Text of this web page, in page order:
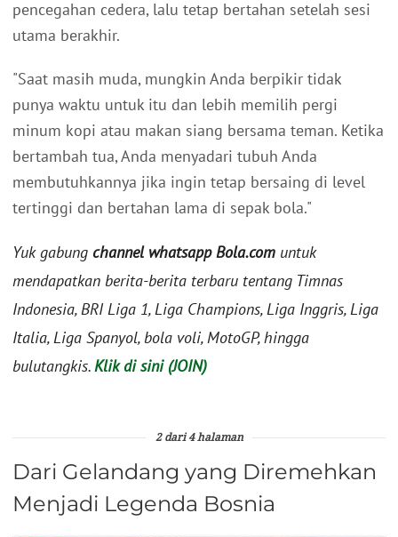
pencegahan cedera, lalu tetap bertahan setelah sesi
utama berakhir.
"Saat masih muda, mungkin Anda berpikir tidak
punya waktu untuk itu dan lebih memilih pergi
minum kopi atau makan siang bersama teman. Ketika
bertambah tua, Anda menyadari tubuh Anda
membutuhkannya jika ingin tetap bersaing di level
tertinggi dan bertahan lama di sepak bola."
Yuk gabung channel whatsapp Bola.com untuk
mendapatkan berita-berita terbaru tentang Timnas
Indonesia, BRI Liga 1, Liga Champions, Liga Inggris, Liga
Italia, Liga Spanyol, bola voli, MotoGP, hingga
bulutangkis.Klik di sini (JOIN)
2 dari 4 halaman
Dari Gelandang yang Diremehkan
Menjadi Legenda Bosnia